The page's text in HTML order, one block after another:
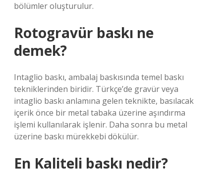
bölümler oluşturulur.
Rotogravür baskı ne
demek?
Intaglio baskı, ambalaj baskısında temel baskı
tekniklerinden biridir. Türkçe’de gravür veya
intaglio baskı anlamına gelen teknikte, basılacak
içerik önce bir metal tabaka üzerine aşındırma
işlemi kullanılarak işlenir. Daha sonra bu metal
üzerine baskı mürekkebi dökülür.
En Kaliteli baskı nedir?